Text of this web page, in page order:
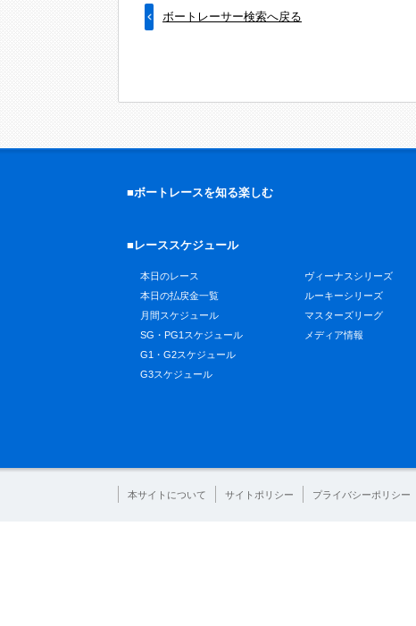
ボートレーサー検索へ戻る
■ボートレースを知る楽しむ
■レーススケジュール
本日のレース
本日の払戻金一覧
月間スケジュール
SG・PG1スケジュール
G1・G2スケジュール
G3スケジュール
ヴィーナスシリーズ
ルーキーシリーズ
マスターズリーグ
メディア情報
本サイトについて サイトポリシー プライバシーポリシー